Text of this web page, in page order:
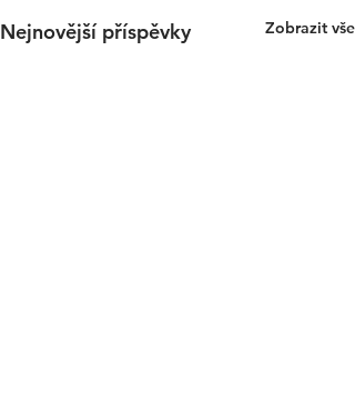
Nejnovější příspěvky Zobrazit vše